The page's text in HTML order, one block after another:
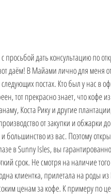
дать консультацию по
даём! В Майами лично для меня
постах. Кто был у нас в
тот прекрасно знает, что кофе
Коста Рику и другие
от закупки и обжарки
большинство из вас. Поэтому
в Sunny Isles, вы
срок. Не смотря на наличие
клиентка, прилетала на роды
ценам за кофе. К примеру по